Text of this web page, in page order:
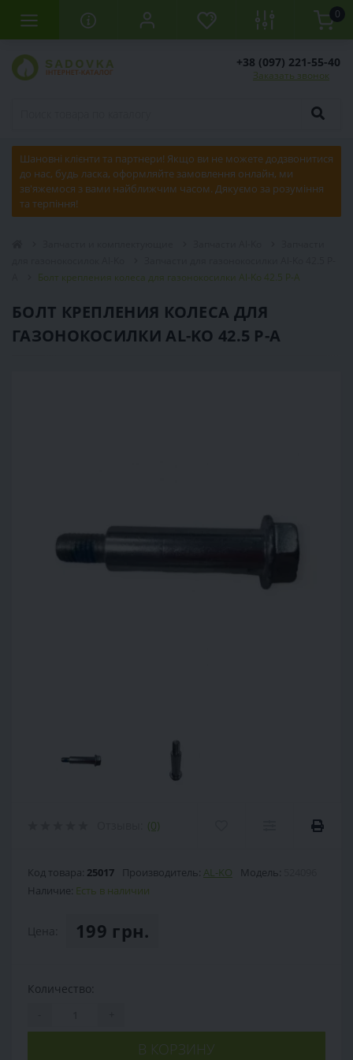
0
+38 (097) 221-55-40
Заказать звонок
Шановні клієнти та партнери! Якщо ви не можете додзвонитися
до нас, будь ласка, оформляйте замовлення онлайн, ми
зв'яжемося з вами найближчим часом. Дякуємо за розуміння
та терпіння!
Болт крепления колеса для газонокосилки Al-Ko 42.5 P-A
БОЛТ КРЕПЛЕНИЯ КОЛЕСА ДЛЯ
ГАЗОНОКОСИЛКИ AL-KO 42.5 P-A
(0)
Код товара: 25017 Производитель: AL-KO Модель:
Наличие: Есть в наличии
199 грн.
Количество:
В КОРЗИНУ